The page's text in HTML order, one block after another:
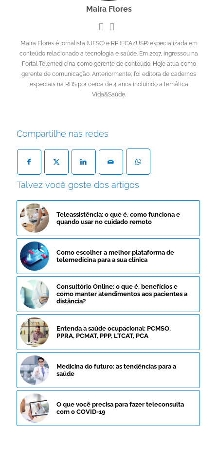
Maira Flores
Maira Flores é jornalista (UFSC) e RP (ECA/USP) especializada em
conteúdo relacionado a tecnologia e saúde. Em 2017, ingressou na
Portal Telemedicina como gerente de conteúdo. Hoje atua como
gerente de comunicação. Anteriormente, foi editora de cadernos
especiais na RBS por cerca de 4 anos incluindo a temática
Vida&Saúde.
Compartilhe nas redes
Talvez você goste dos artigos
Teleassistência: o que é, como funciona e
quando usar no cuidado remoto
Como escolher a melhor plataforma de
telemedicina para a sua clínica
Consultório Online: o que é, benefícios e
como manter atendimentos aos pacientes a
distância?
Entenda a saúde ocupacional: PCMSO,
PPRA, PCMAT, PPP, LTCAT, PCA
Medicina do futuro: as tendências para a
saúde
O que você precisa para fazer teleconsulta
com o COVID-19